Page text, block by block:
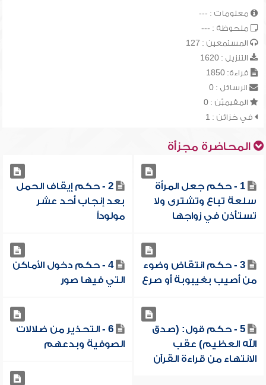
معلومات : ---
ملحوظة : ---
المستمعين : 127
التنزيل : 1620
قراءة: 1850
الرسائل : 0
المقيميّن : 0
في خزائن : 1
المحاضرة مجزأة
1 - حكم جعل المرأة
سلعة تباع وتشترى ولا
تستأذن في زواجها
2 - حكم إيقاف الحمل
بعد إنجاب أحد عشر
مولوداً
3 - حكم انتقاض وضوء
من أصيب بغيبوبة أو صرع
4 - حكم دخول الأماكن
التي فيها صور
5 - حكم قول: (صدق
الله العظيم) عقب
الانتهاء من قراءة القرآن
6 - التحذير من ضلالات
الصوفية وبدعهم